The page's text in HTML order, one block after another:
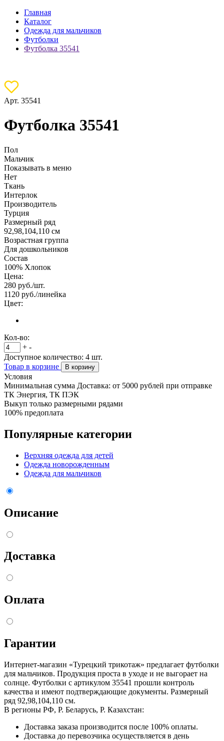
Главная
Каталог
Одежда для мальчиков
Футболки
Футболка 35541
Арт. 35541
Футболка 35541
Пол
Мальчик
Показывать в меню
Нет
Ткань
Интерлок
Производитель
Турция
Размерный ряд
92,98,104,110 см
Возрастная группа
Для дошкольников
Состав
100% Хлопок
Цена:
280 руб./шт.
1120 руб./линейка
Цвет:
Кол-во:
+ -
Доступное количество: 4 шт.
Товар в корзине
В корзину
Условия
Минимальная сумма Доставка: от 5000 рублей при отправке
ТК Энергия, ТК ПЭК
Выкуп только размерными рядами
100% предоплата
Популярные категории
Верхняя одежда для детей
Одежда новорожденным
Одежда для мальчиков
Описание
Доставка
Оплата
Гарантии
Интернет-магазин «Турецкий трикотаж» предлагает футболки
для мальчиков. Продукция проста в уходе и не выгорает на
солнце. Футболки с артикулом 35541 прошли контроль
качества и имеют подтверждающие документы. Размерный
ряд 92,98,104,110 см.
В регионы РФ, Р. Беларусь, Р. Казахстан:
Доставка заказа производится после 100% оплаты.
Доставка до перевозчика осуществляется в день